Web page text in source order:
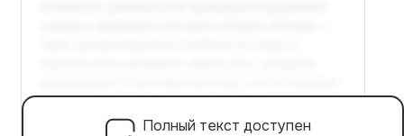
Полный текст доступен